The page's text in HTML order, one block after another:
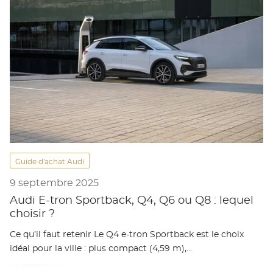
Guide d'achat Audi
9 septembre 2025
Audi E-tron Sportback, Q4, Q6 ou Q8 : lequel
choisir ?
Ce qu’il faut retenir Le Q4 e-tron Sportback est le choix
idéal pour la ville : plus compact (4,59 m),…